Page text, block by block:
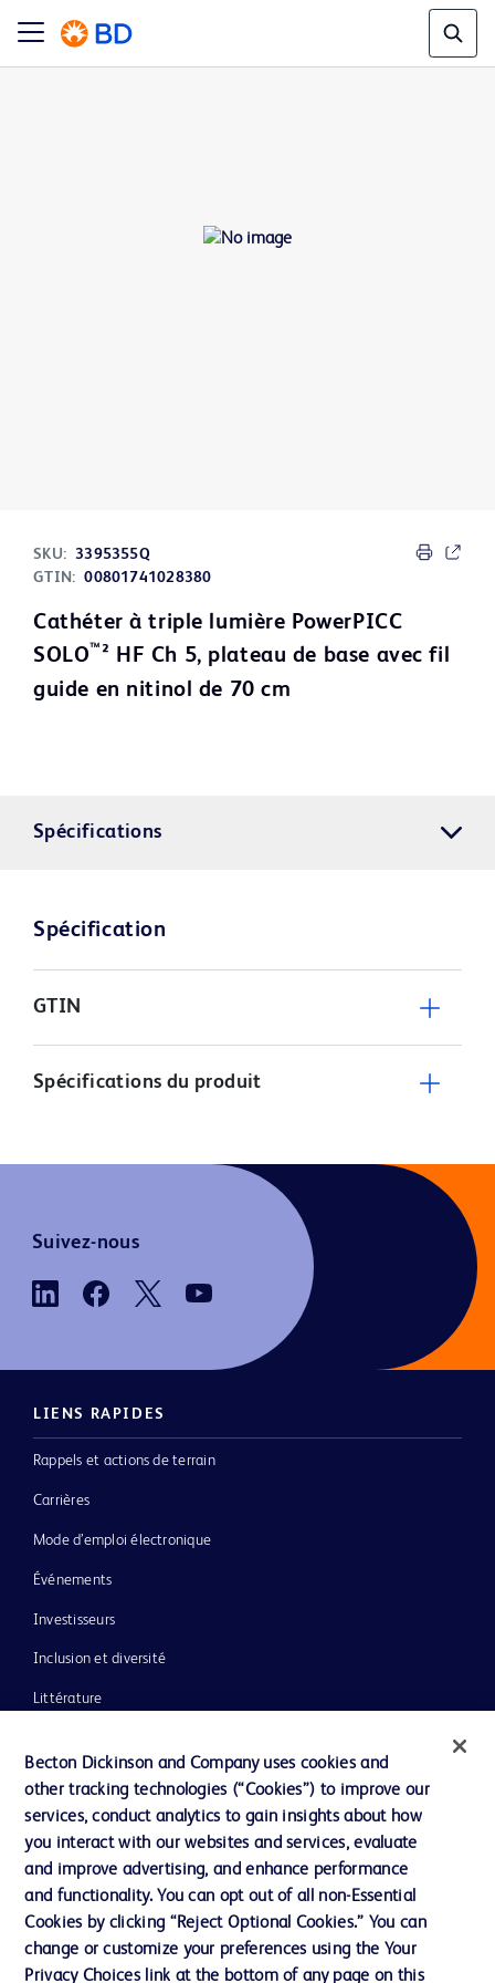
SKU: 3395355Q
GTIN: 00801741028380
Cathéter à triple lumière PowerPICC
SOLO™² HF Ch 5, plateau de base avec fil
guide en nitinol de 70 cm
Spécifications
Spécification
GTIN
Spécifications du produit
Suivez-nous
LIENS RAPIDES
Rappels et actions de terrain
Carrières
Mode d’emploi électronique
Événements
Investisseurs
Inclusion et diversité
Littérature
Notre entreprise
Éthique et conformité
Nous contacter
Becton Dickinson and Company uses cookies and
other tracking technologies (“Cookies”) to improve our
services, conduct analytics to gain insights about how
you interact with our websites and services, evaluate
and improve advertising, and enhance performance
and functionality. You can opt out of all non-Essential
Cookies by clicking “Reject Optional Cookies.” You can
change or customize your preferences using the Your
Privacy Choices link at the bottom of any page on this